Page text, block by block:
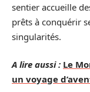
sentier accueille
prêts à conquérir
singularités.
A lire aussi : Le
un voyage